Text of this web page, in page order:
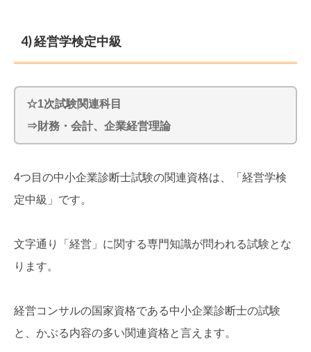
4) 経営学検定中級
☆1次試験関連科目
⇒財務・会計、企業経営理論
4つ目の中小企業診断士試験の関連資格は、「経営学検
定中級」です。
文字通り「経営」に関する専門知識が問われる試験とな
ります。
経営コンサルの国家資格である中小企業診断士の試験
と、かぶる内容の多い関連資格と言えます。